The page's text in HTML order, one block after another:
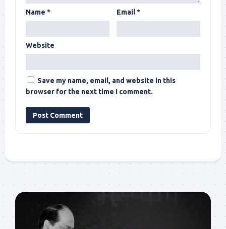
Name * Email*
Website
Save my name, email, and website in this
browser for the next time I comment.